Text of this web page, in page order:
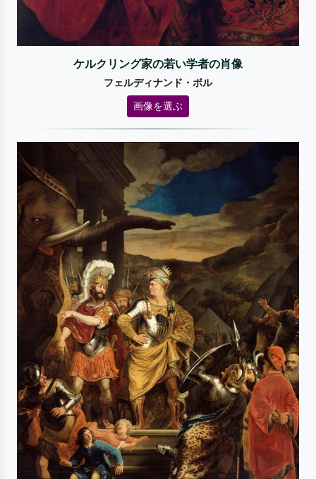
ケルクリング家の若い学者の肖像
フェルディナンド・ボル
画像を選ぶ